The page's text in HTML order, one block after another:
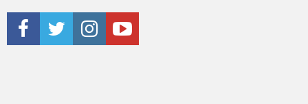
facebooktwitter instagramyoutube